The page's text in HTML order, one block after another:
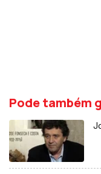
Pode também